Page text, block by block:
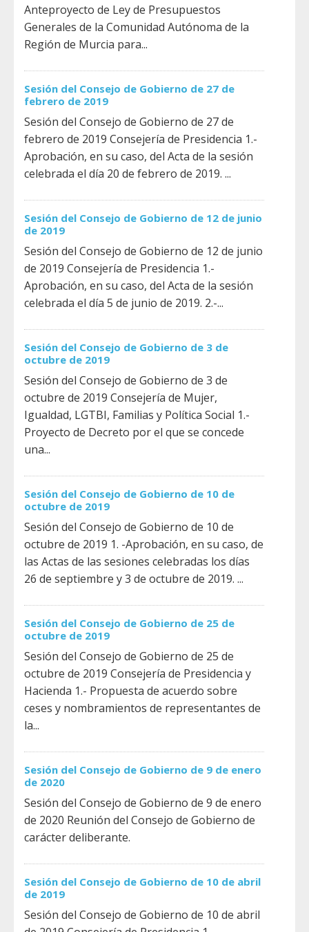
Anteproyecto de Ley de Presupuestos
Generales de la Comunidad Autónoma de la
Región de Murcia para...
Sesión del Consejo de Gobierno de 27 de
febrero de 2019
Sesión del Consejo de Gobierno de 27 de
febrero de 2019 Consejería de Presidencia 1.-
Aprobación, en su caso, del Acta de la sesión
celebrada el día 20 de febrero de 2019. ...
Sesión del Consejo de Gobierno de 12 de junio
de 2019
Sesión del Consejo de Gobierno de 12 de junio
de 2019 Consejería de Presidencia 1.-
Aprobación, en su caso, del Acta de la sesión
celebrada el día 5 de junio de 2019. 2.-...
Sesión del Consejo de Gobierno de 3 de
octubre de 2019
Sesión del Consejo de Gobierno de 3 de
octubre de 2019 Consejería de Mujer,
Igualdad, LGTBI, Familias y Política Social 1.-
Proyecto de Decreto por el que se concede
una...
Sesión del Consejo de Gobierno de 10 de
octubre de 2019
Sesión del Consejo de Gobierno de 10 de
octubre de 2019 1. -Aprobación, en su caso, de
las Actas de las sesiones celebradas los días
26 de septiembre y 3 de octubre de 2019. ...
Sesión del Consejo de Gobierno de 25 de
octubre de 2019
Sesión del Consejo de Gobierno de 25 de
octubre de 2019 Consejería de Presidencia y
Hacienda 1.- Propuesta de acuerdo sobre
ceses y nombramientos de representantes de
la...
Sesión del Consejo de Gobierno de 9 de enero
de 2020
Sesión del Consejo de Gobierno de 9 de enero
de 2020 Reunión del Consejo de Gobierno de
carácter deliberante.
Sesión del Consejo de Gobierno de 10 de abril
de 2019
Sesión del Consejo de Gobierno de 10 de abril